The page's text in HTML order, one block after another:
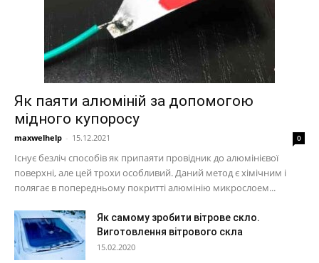
Як паяти алюміній за допомогою
мідного купоросу
maxwelhelp - 15.12.2021 0
Існує безліч способів як припаяти провідник до алюмінієвої
поверхні, але цей трохи особливий. Даний метод є хімічним і
полягає в попередньому покритті алюмінію микрослоем...
Як самому зробити вітрове скло.
Виготовлення вітрового скла
15.02.2020